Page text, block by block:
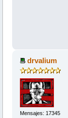
drvalium
Mensajes: 17345